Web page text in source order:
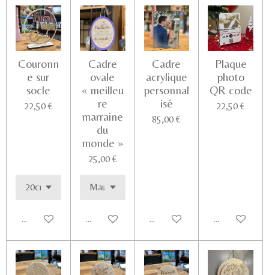
Couronn
e sur
socle
22,50 €
Ajouter au panier
Cadre
ovale
« meilleu
re
marraine
du
monde »
25,00 €
Ajouter au panier
Cadre
acrylique
personnal
isé
85,00 €
Ajouter au panier
Plaque
photo
QR code
22,50 €
Voir les